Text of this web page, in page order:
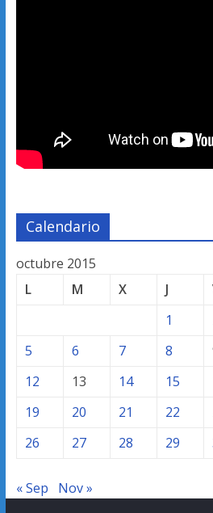
Calendario
octubre 2015
L
M X J
1
5
6 7 8
12
13 14 15
19
20 21 22
26
27 28 29
« Sep Nov »